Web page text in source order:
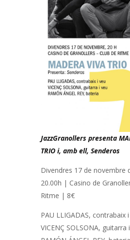
JazzGranollers presenta
TRIO i, amb ell, Senderos
Divendres 17 de novembre
20.00h | Casino de
Ritme | 8€
PAU LLIGADAS, contrabaix
VICENÇ SOLSONA, guitarra